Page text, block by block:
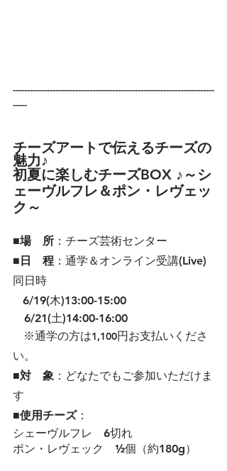
-----------------------------------------------------------------------
-----
チーズアートで伝えるチーズの
魅力♪
初夏に楽しむチーズBOX ♪～シ
ェーヴルフレ＆ポン・レヴェッ
ク～
■場　所 ：チーズ芸術センター
■日　程 ：通学＆オンライン受講(Live)
同日時
6/19(木)13:00-15:00
6/21(土)14:00-16:00
※通学の方は1,100円お支払いくださ
い。
■対　象 ：どなたでもご参加いただけま
す
■使用チーズ：
シェーヴルフレ　6切れ
ポン・レヴェック　½個（約180g）